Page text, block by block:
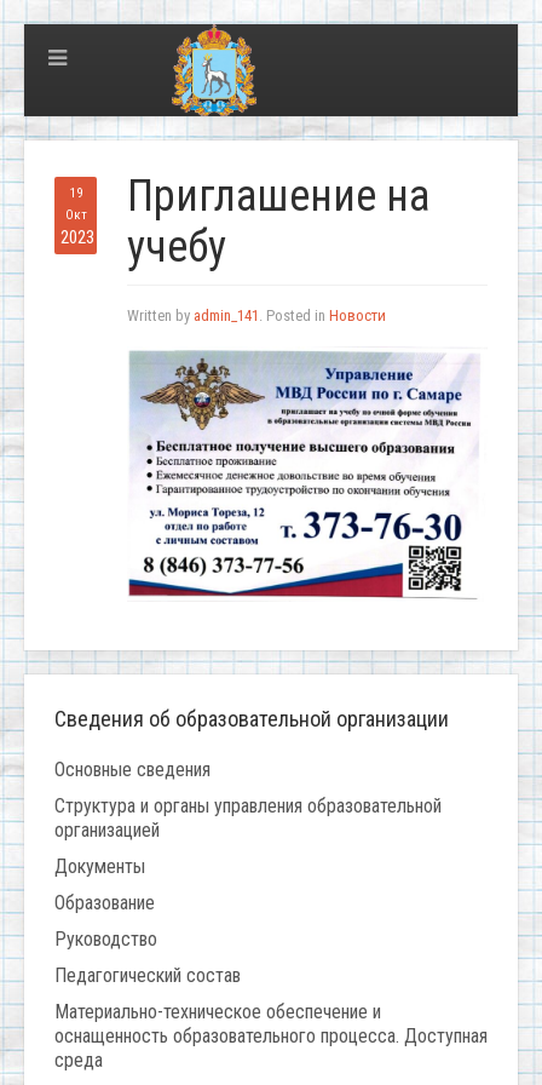
19
Окт
2023
Приглашение на
учебу
Written by admin_141 . Posted in Новости
Сведения об образовательной организации
Основные сведения
Структура и органы управления образовательной
организацией
Документы
Образование
Руководство
Педагогический состав
Материально-техническое обеспечение и
оснащенность образовательного процесса. Доступная
среда